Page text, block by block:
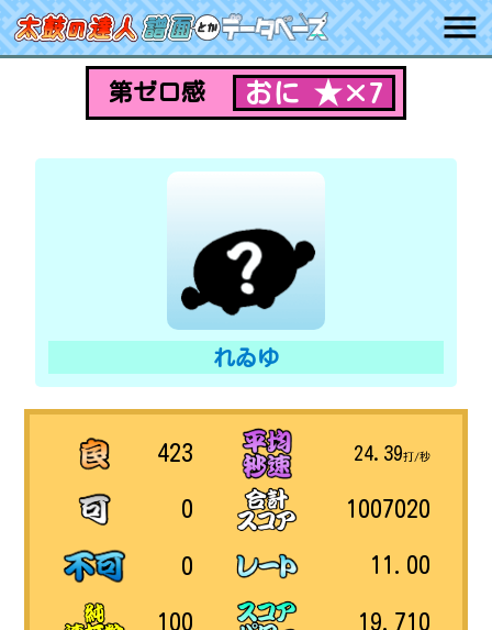
第ゼロ感 おに ★×7
れゐゆ
423
0
0
100
24.39打/秒
1007020
11.00
19.710